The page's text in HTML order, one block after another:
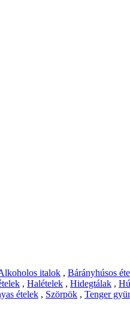
italok , Bárányhúsos
, Halételek , Hidegtálak ,
ételek , Szörpök , Tenger